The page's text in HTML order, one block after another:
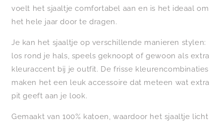
voelt het sjaaltje comfortabel aan en is het ideaal om
het hele jaar door te dragen.
Je kan het sjaaltje op verschillende manieren stylen:
los rond je hals, speels geknoopt of gewoon als extra
kleuraccent bij je outfit. De frisse kleurencombinaties
maken het een leuk accessoire dat meteen wat extra
pit geeft aan je look.
Gemaakt van 100% katoen, waardoor het sjaaltje licht